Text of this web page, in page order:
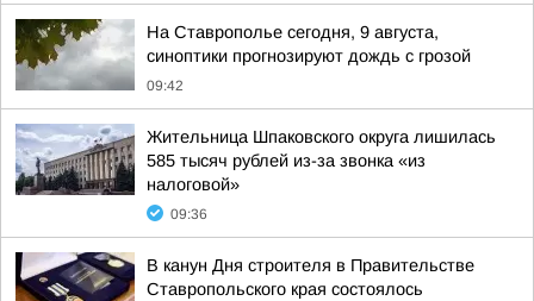
На Ставрополье сегодня, 9 августа,
синоптики прогнозируют дождь с грозой
09:42
Жительница Шпаковского округа лишилась
585 тысяч рублей из-за звонка «из
налоговой»
09:36
В канун Дня строителя в Правительстве
Ставропольского края состоялось